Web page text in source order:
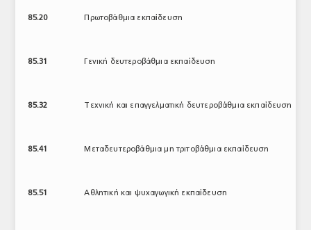
85.20 Πρωτοβάθμια εκπαίδευση
85.31 Γενική δευτεροβάθμια εκπαίδευση
85.32 Τεχνική και επαγγελματική δευτεροβάθμια εκπαίδευση
85.41 Μεταδευτεροβάθμια μη τριτοβάθμια εκπαίδευση
85.51 Αθλητική και ψυχαγωγική εκπαίδευση